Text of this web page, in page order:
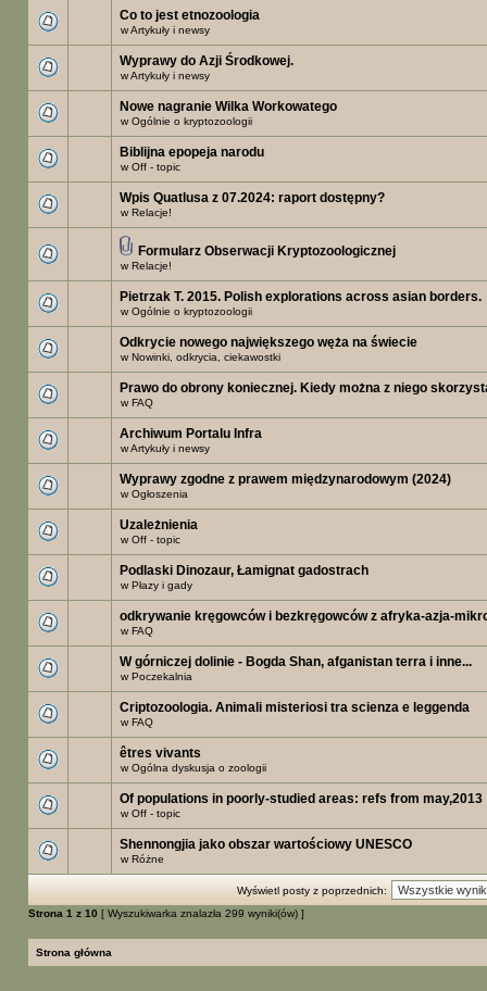
Co to jest etnozoologia
wArtykuły i newsy
Wyprawy do Azji Środkowej.
wArtykuły i newsy
Nowe nagranie Wilka Workowatego
w Ogólnie o kryptozoologii
Biblijna epopeja narodu
w Off - topic
Wpis Quatlusa z 07.2024: raport dostępny?
w Relacje!
Formularz Obserwacji Kryptozoologicznej
w Relacje!
Pietrzak T. 2015. Polish explorations across asian borders.
w Ogólnie o kryptozoologii
Odkrycie nowego największego węża na świecie
w Nowinki, odkrycia, ciekawostki
Prawo do obrony koniecznej. Kiedy można z niego
w FAQ
Archiwum Portalu Infra
wArtykuły i newsy
Wyprawy zgodne z prawem międzynarodowym (2024)
w Ogłoszenia
Uzależnienia
w Off - topic
Podlaski Dinozaur, Łamignat gadostrach
w Płazy i gady
odkrywanie kręgowców i bezkręgowców z afryka-azja-
w FAQ
W górniczej dolinie - Bogda Shan, afganistan terra i inne...
w Poczekalnia
Criptozoologia. Animali misteriosi tra scienza e leggenda
w FAQ
êtres vivants
w Ogólna dyskusja o zoologii
Of populations in poorly-studied areas: refs from may,2013
w Off - topic
Shennongjia jako obszar wartościowy UNESCO
w Różne
Wyświetl posty z poprzednich:
Strona 1 z 10 [ Wyszukiwarka znalazła 299 wyniki(ów) ]
Strona główna